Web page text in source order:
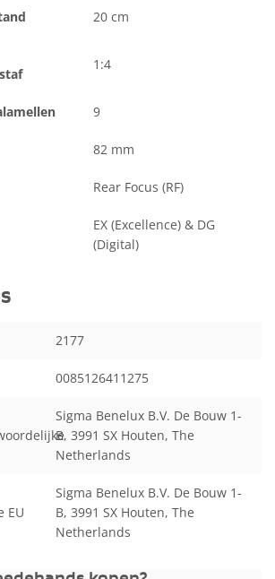
20 cm
1:4
9
82 mm
Rear Focus (RF)
EX (Excellence) & DG
(Digital)
2177
0085126411275
Sigma Benelux B.V. De Bouw 1-
B, 3991 SX Houten, The
Netherlands
EU
Sigma Benelux B.V. De Bouw 1-
B, 3991 SX Houten, The
Netherlands